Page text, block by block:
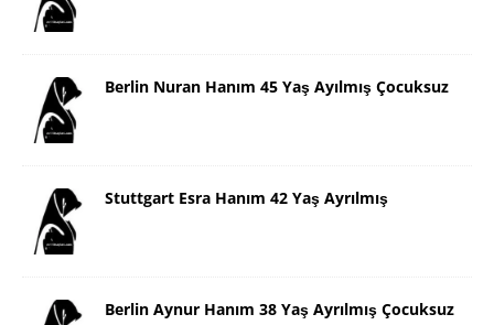
Berlin Nuran Hanım 45 Yaş Ayılmış Çocuksuz
Stuttgart Esra Hanım 42 Yaş Ayrılmış
Berlin Aynur Hanım 38 Yaş Ayrılmış Çocuksuz